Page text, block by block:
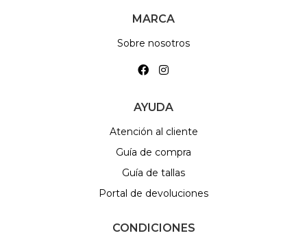
MARCA
Sobre nosotros
AYUDA
Atención al cliente
Guía de compra
Guía de tallas
Portal de devoluciones
CONDICIONES